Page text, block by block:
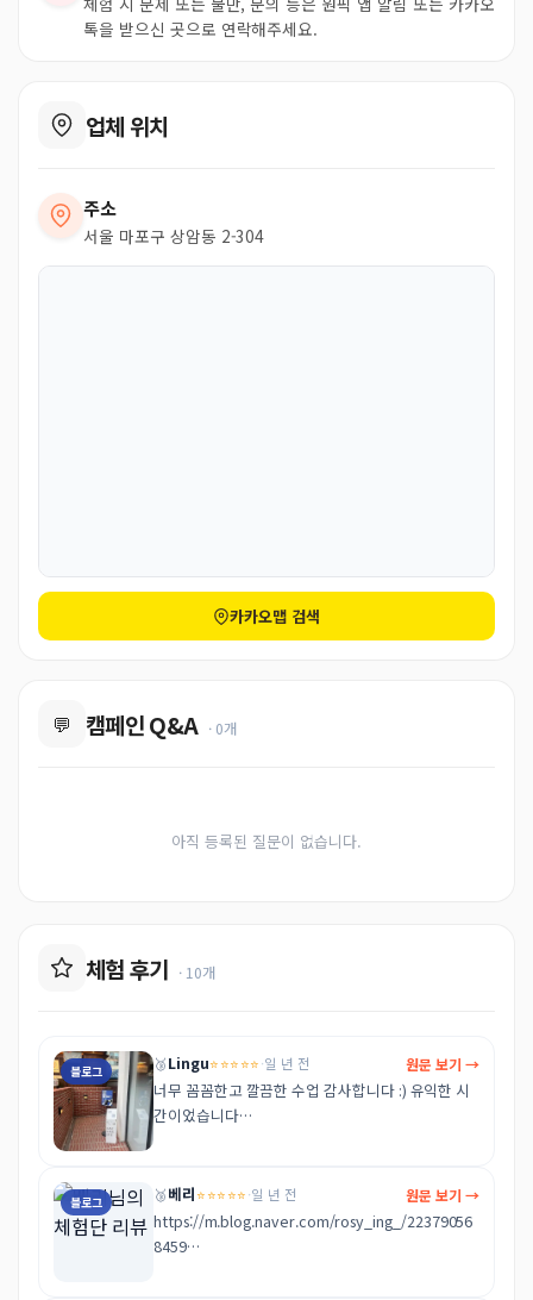
톡을 받으신 곳으로 연락해주세요.
업체 위치
주소
서울 마포구 상암동 2-304
카카오맵 검색
💬 캠페인 Q&A · 0개
아직 등록된 질문이 없습니다.
체험 후기 · 10개
블로그 🥉Lingu⭐⭐⭐⭐⭐·일 년 전 원문 보기 →
너무 꼼꼼한고 깔끔한 수업 감사합니다 :) 유익한 시
간이었습니다
https://m.blog.naver.com/lingumundo/2238176
40383
블로그 🥉베리⭐⭐⭐⭐⭐·일 년 전 원문 보기 →
https://m.blog.naver.com/rosy_ing_/22379056
8459